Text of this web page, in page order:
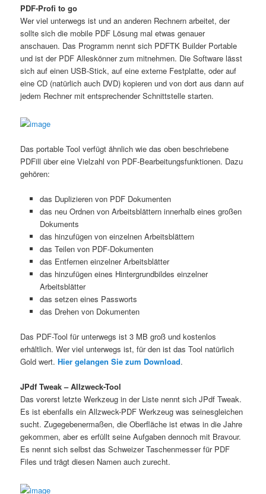
PDF-Profi to go
Wer viel unterwegs ist und an anderen Rechnern arbeitet, der
sollte sich die mobile PDF Lösung mal etwas genauer
anschauen. Das Programm nennt sich PDFTK Builder Portable
und ist der PDF Alleskönner zum mitnehmen. Die Software lässt
sich auf einen USB-Stick, auf eine externe Festplatte, oder auf
eine CD (natürlich auch DVD) kopieren und von dort aus dann auf
jedem Rechner mit entsprechender Schnittstelle starten.
Das portable Tool verfügt ähnlich wie das oben beschriebene
PDFill über eine Vielzahl von PDF-Bearbeitungsfunktionen. Dazu
gehören:
das Duplizieren von PDF Dokumenten
das neu Ordnen von Arbeitsblättern innerhalb eines großen
Dokuments
das hinzufügen von einzelnen Arbeitsblättern
das Teilen von PDF-Dokumenten
das Entfernen einzelner Arbeitsblätter
das hinzufügen eines Hintergrundbildes einzelner
Arbeitsblätter
das setzen eines Passworts
das Drehen von Dokumenten
Das PDF-Tool für unterwegs ist 3 MB groß und kostenlos
erhältlich. Wer viel unterwegs ist, für den ist das Tool natürlich
Gold wert.Hier gelangen Sie zum Download.
JPdf Tweak – Allzweck-Tool
Das vorerst letzte Werkzeug in der Liste nennt sich JPdf Tweak.
Es ist ebenfalls ein Allzweck-PDF Werkzeug was seinesgleichen
sucht. Zugegebenermaßen, die Oberfläche ist etwas in die Jahre
gekommen, aber es erfüllt seine Aufgaben dennoch mit Bravour.
Es nennt sich selbst das Schweizer Taschenmesser für PDF
Files und trägt diesen Namen auch zurecht.